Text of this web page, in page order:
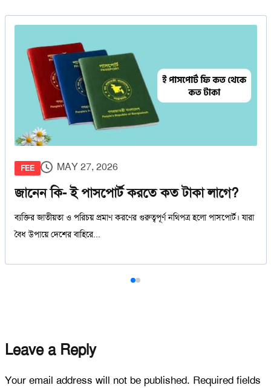
FEE MAY 27, 2026
জানেন কি- ই পাসপোর্ট করতে কত টাকা লাগে?
ব্যক্তির জাতীয়তা ও পরিচয় প্রমাণ করণের গুরুত্বপূর্ণ নথিপত্র হলো পাসপোর্ট। যারা
বৈধ উপায়ে দেশের বাহিরে...
Leave a Reply
Your email address will not be published. Required fields